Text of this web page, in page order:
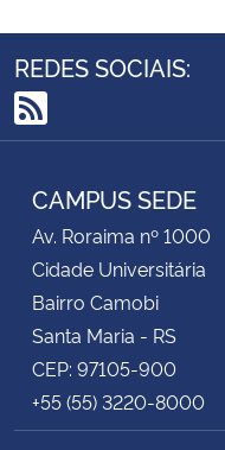
REDES SOCIAIS:
RSS
CAMPUS SEDE
Av. Roraima nº 1000
Cidade Universitária
Bairro Camobi
Santa Maria - RS
CEP: 97105-900
+55 (55) 3220-8000